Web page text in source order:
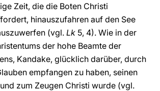
Zeit, die die Boten Christi
hinauszufahren auf den See
(vgl.Lk 5, 4). Wie in der
der hohe Beamte der
Kandake, glücklich darüber, durch
empfangen zu haben, seinen
zum Zeugen Christi wurde (vgl.